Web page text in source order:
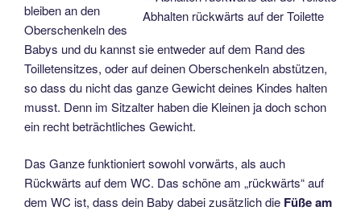
Abhalten rückwärts auf der Toilette
bleiben an den
Oberschenkeln des
Babys und du kannst sie entweder auf dem Rand des
Toilletensitzes, oder auf deinen Oberschenkeln abstützen,
so dass du nicht das ganze Gewicht deines Kindes halten
musst. Denn im Sitzalter haben die Kleinen ja doch schon
ein recht beträchtliches Gewicht.
Das Ganze funktioniert sowohl vorwärts, als auch
Rückwärts auf dem WC. Das schöne am „rückwärts“ auf
dem WC ist, dass dein Baby dabei zusätzlich die Füße am